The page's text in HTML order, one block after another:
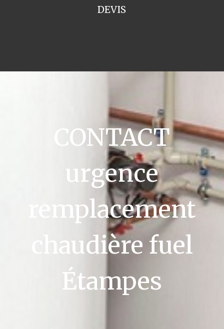
DEVIS
CONTACT
urgence
remplacement
chaudière fuel
Étampes